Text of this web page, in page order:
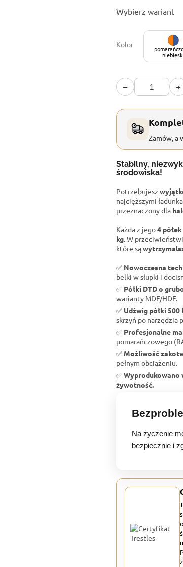
jednostkowa:
Wybierz wariant
Kolor
− +
Zamów, a
Stabilny,
środowiska!
Potrzebujesz
najcięższymi
przeznaczony dla
Każda z jego4
kg. W
które są
✅ Nowoczesna
belki w słupki i
✅ Półki DTD o
warianty MDF/HDF.
✅ Udźwig półki 500
skrzyń po narzędzia
✅ Profesjonalne
pomarańczowego
✅ Możliwość
pełnym obciążeniu.
✅Wyprodukowano
żywotność.
Na życzenie
bezpiecznie i